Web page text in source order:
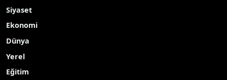
Siyaset
Ekonomi
Dünya
Yerel
Eğitim